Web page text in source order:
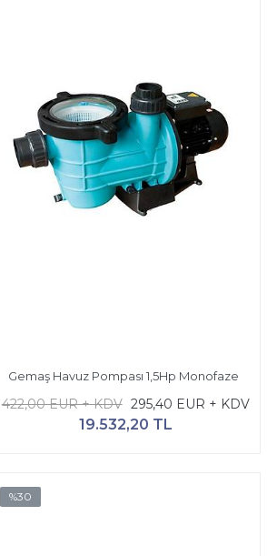
Gemaş Havuz Pompası 1,5Hp Monofaze
422,00 EUR + KDV 295,40 EUR + KDV
19.532,20 TL
%30